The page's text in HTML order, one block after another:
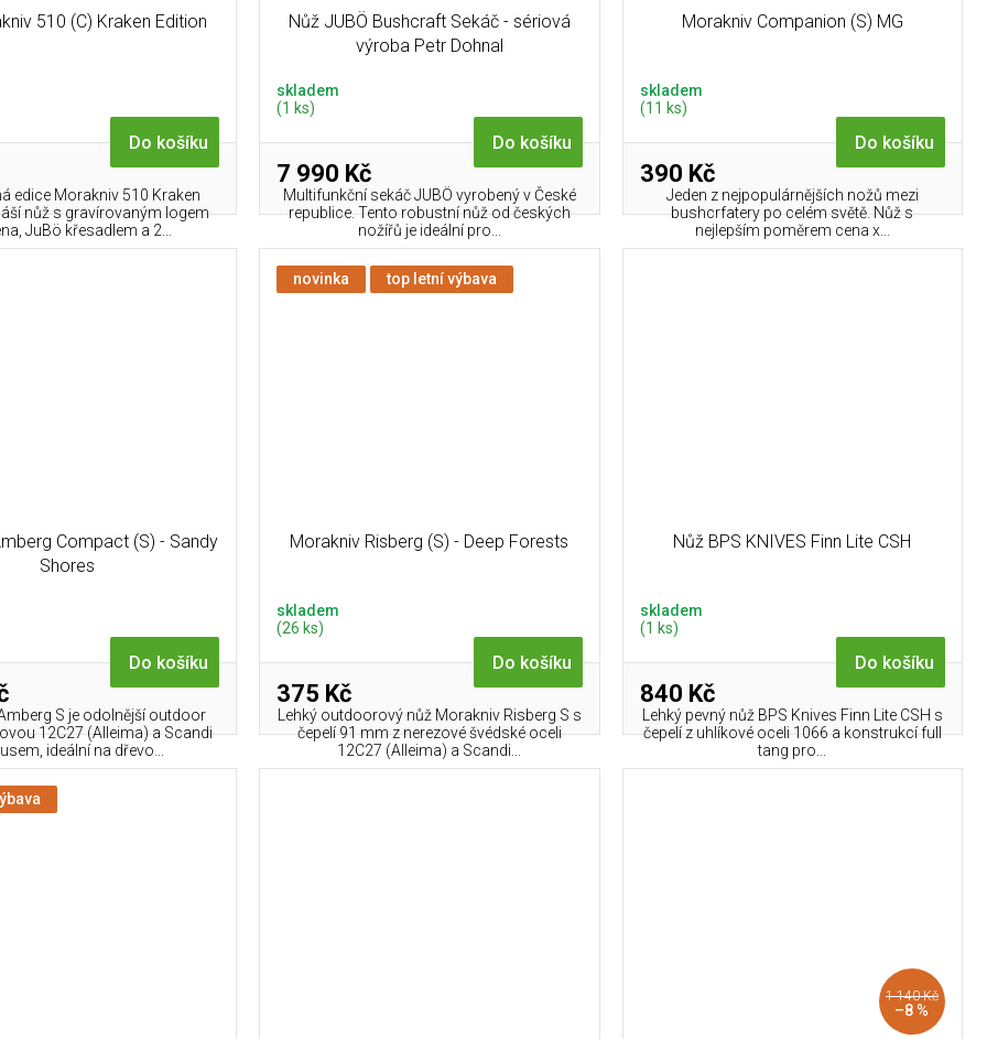
510 (C) Kraken Edition
Do košíku
edice Morakniv 510 Kraken
nůž s gravírovaným logem
JuBö křesadlem a 2...
Nůž JUBÖ Bushcraft Sekáč - sériová
výroba Petr Dohnal
skladem
(1 ks)
7 990 Kč
Do košíku
Multifunkční sekáč JUBÖ vyrobený v České
republice. Tento robustní nůž od českých
nožířů je ideální pro...
Morakniv Companion (S) MG
skladem
(11 ks)
390 Kč
Do košíku
Jeden z nejpopulárnějších nožů mezi
bushcrfatery po celém světě. Nůž s
nejlepším poměrem cena x...
Compact (S) - Sandy
Shores
Do košíku
S je odolnější outdoor
12C27 (Alleima) a Scandi
ideální na dřevo...
novinka top letní výbava
Morakniv Risberg (S) - Deep Forests
skladem
(26 ks)
375 Kč
Do košíku
Lehký outdoorový nůž Morakniv Risberg S s
čepelí 91 mm z nerezové švédské oceli
12C27 (Alleima) a Scandi...
Nůž BPS KNIVES Finn Lite CSH
skladem
(1 ks)
840 Kč
Do košíku
Lehký pevný nůž BPS Knives Finn Lite CSH s
čepelí z uhlíkové oceli 1066 a konstrukcí full
tang pro...
1 140 Kč
–8 %